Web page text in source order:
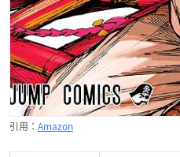
引用： Amazon